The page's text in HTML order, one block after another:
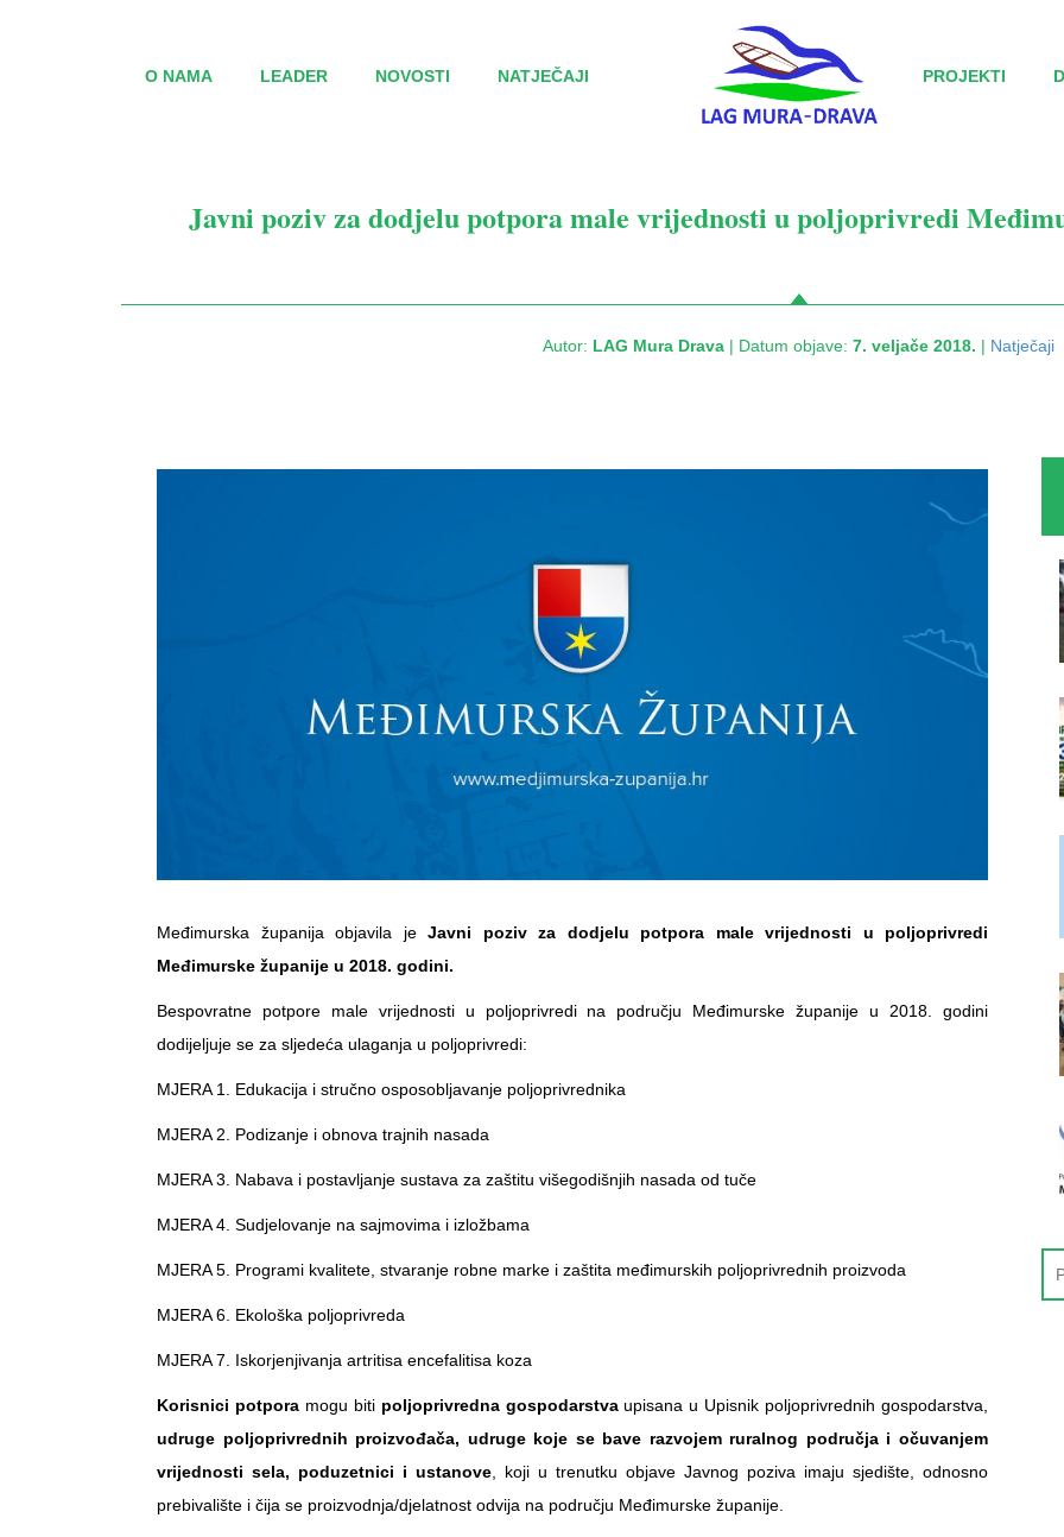
O NAMA LEADER NOVOSTI NATJEČAJI PROJEKTI
Javni poziv za dodjelu potpora male vrijednosti u poljoprivredi
Autor: LAG Mura Drava| Datum objave: 7. veljače 2018. | Natječaji
Međimurska županija objavila je Javni poziv za dodjelu potpora male vrijednosti u poljoprivredi
Međimurske županije u 2018. godini.
Bespovratne potpore male vrijednosti u poljoprivredi na području Međimurske županije u 2018. godini
dodijeljuje se za sljedeća ulaganja u poljoprivredi:
MJERA 1. Edukacija i stručno osposobljavanje poljoprivrednika
MJERA 2. Podizanje i obnova trajnih nasada
MJERA 3. Nabava i postavljanje sustava za zaštitu višegodišnjih nasada od tuče
MJERA 4. Sudjelovanje na sajmovima i izložbama
MJERA 5. Programi kvalitete, stvaranje robne marke i zaštita međimurskih poljoprivrednih proizvoda
MJERA 6. Ekološka poljoprivreda
MJERA 7. Iskorjenjivanja artritisa encefalitisa koza
Korisnici potporamogu biti poljoprivredna gospodarstvaupisana u Upisnik poljoprivrednih gospodarstva,
udruge poljoprivrednih proizvođača, udruge koje se bave razvojem ruralnog područja i očuvanjem
vrijednosti sela, poduzetnici i ustanove , koji u trenutku objave Javnog poziva imaju sjedište, odnosno
prebivalište i čija se proizvodnja/djelatnost odvija na području Međimurske županije.